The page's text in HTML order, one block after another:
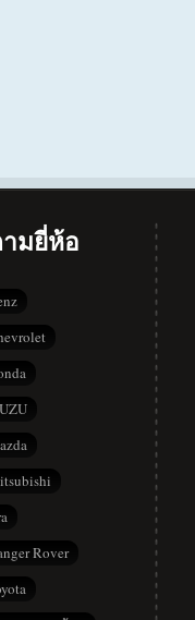
มยี่ห้อ
Rover